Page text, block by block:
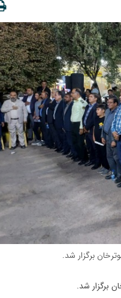
برگزار شد.
برگزار شد.